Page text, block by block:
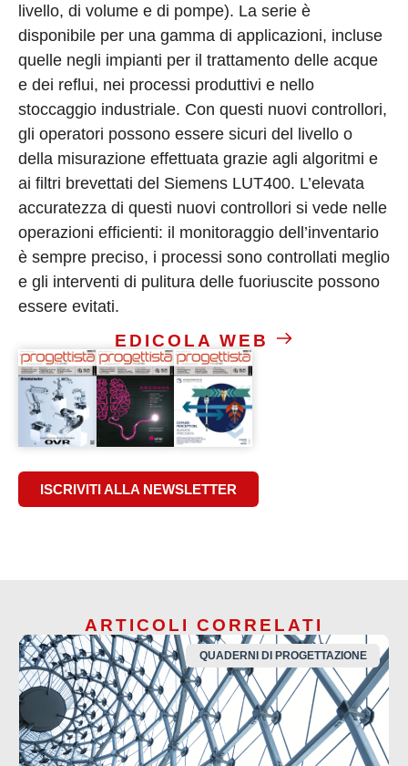
livello, di volume e di pompe). La serie è
disponibile per una gamma di applicazioni, incluse
quelle negli impianti per il trattamento delle acque
e dei reflui, nei processi produttivi e nello
stoccaggio industriale. Con questi nuovi controllori,
gli operatori possono essere sicuri del livello o
della misurazione effettuata grazie agli algoritmi e
ai filtri brevettati del Siemens LUT400. L’elevata
accuratezza di questi nuovi controllori si vede nelle
operazioni efficienti: il monitoraggio dell’inventario
è sempre preciso, i processi sono controllati meglio
e gli interventi di pulitura delle fuoriuscite possono
essere evitati.
EDICOLA WEB
ISCRIVITI ALLA NEWSLETTER
ARTICOLI CORRELATI
QUADERNI DI PROGETTAZIONE